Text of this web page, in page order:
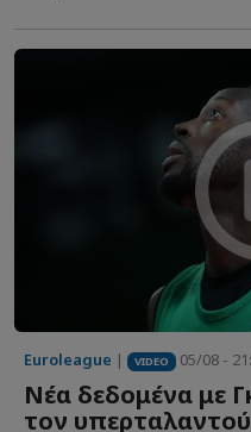
Euroleague | VIDEO 05/08 -
Νέα δεδομένα με
τον